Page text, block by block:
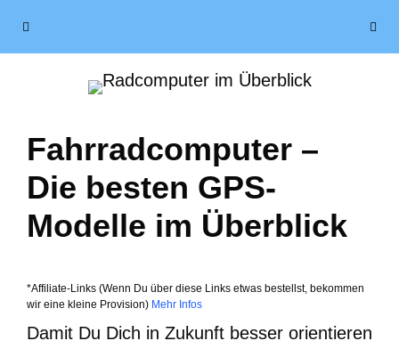
Fahrradcomputer –
Die besten GPS-
Modelle im Überblick
*Affiliate-Links (Wenn Du über diese Links etwas bestellst, bekommen
wir eine kleine Provision) Mehr Infos
Damit Du Dich in Zukunft besser orientieren